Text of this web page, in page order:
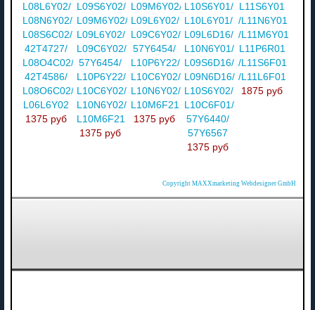
L08L6Y02/
L08N6Y02/
L08S6C02/
42T4727/
L08O4C02/
42T4586/
L08O6C02/
L06L6Y02
1375 руб
L09S6Y02/
L09M6Y02/
L09L6Y02/
L09C6Y02/
57Y6454/
L10P6Y22/
L10C6Y02/
L10N6Y02/
L10M6F21
1375 руб
L09M6Y02/
L09L6Y02/
L09C6Y02/
57Y6454/
L10P6Y22/
L10C6Y02/
L10N6Y02/
L10M6F21
1375 руб
L10S6Y01/
L10L6Y01/
L09L6D16/
L10N6Y01/
L09S6D16/
L09N6D16/
L10S6Y02/
L10C6F01/
57Y6440/
57Y6567
1375 руб
L11S6Y01
/L11N6Y01
/L11M6Y01/
L11P6R01
/L11S6F01
/L11L6F01
1875 руб
Copyright MAXXmarketing Webdesigner GmbH